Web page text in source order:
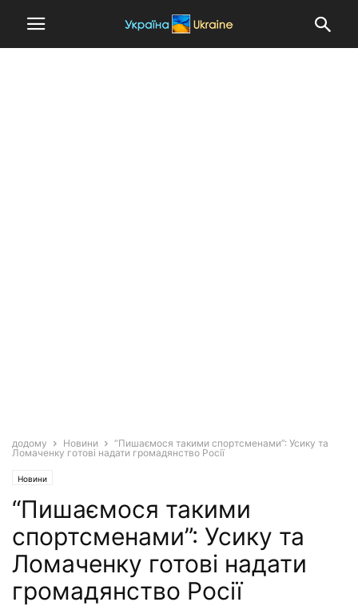
додому Новини
“Пишаємося такими спортсменами”: Усику та
Ломаченку готові надати громадянство Росії
Новини
“Пишаємося такими
спортсменами”: Усику та
Ломаченку готові надати
громадянство Росії